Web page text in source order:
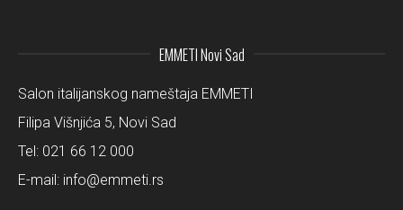
EMMETI Novi Sad
Salon italijanskog nameštaja EMMETI
Filipa Višnjića 5, Novi Sad
Tel: 021 66 12 000
E-mail: info@emmeti.rs